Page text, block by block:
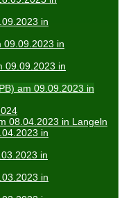
in
09.09.2023 in
09.09.2023 in
am 09.09.2023 in
08.04.2023 in Langeln
in
in
in